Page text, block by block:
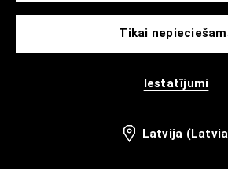
Tikai
Iestatījumi
Latvija